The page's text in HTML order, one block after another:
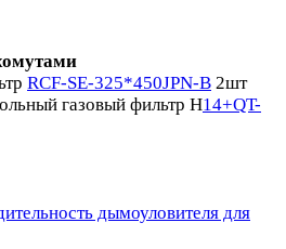
RCF-SE-325*450JPN-B 2шт
газовый фильтр H14+QT-
дымоуловителя для